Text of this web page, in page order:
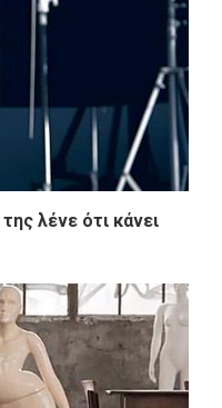
λένε ότι κάνει